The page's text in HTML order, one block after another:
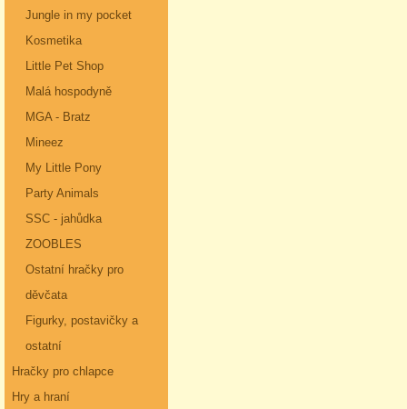
Jungle in my pocket
Kosmetika
Little Pet Shop
Malá hospodyně
MGA - Bratz
Mineez
My Little Pony
Party Animals
SSC - jahůdka
ZOOBLES
Ostatní hračky pro
děvčata
Figurky, postavičky a
ostatní
Hračky pro chlapce
Hry a hraní